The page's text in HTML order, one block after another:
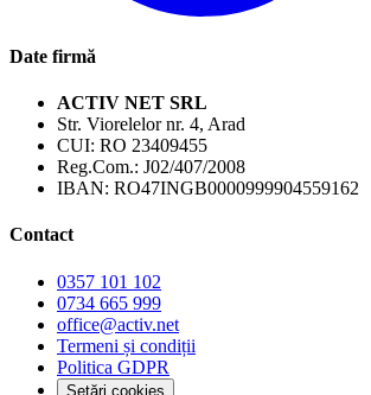
Date firmă
ACTIV NET SRL
Str. Viorelelor nr. 4, Arad
CUI: RO 23409455
Reg.Com.: J02/407/2008
IBAN: RO47INGB0000999904559162
Contact
0357 101 102
0734 665 999
office@activ.net
Termeni și condiții
Politica GDPR
Setări cookies